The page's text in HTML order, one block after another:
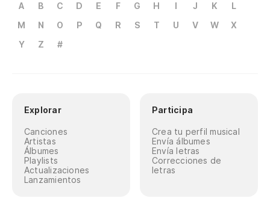
A B C D E F G H I J K
L
M
N O P Q R S T U V W
X
Y
Z #
Explorar
Canciones
Artistas
Álbumes
Playlists
Actualizaciones
Lanzamientos
Participa
Crea tu perfil musical
Envía álbumes
Envía letras
Correcciones de
letras